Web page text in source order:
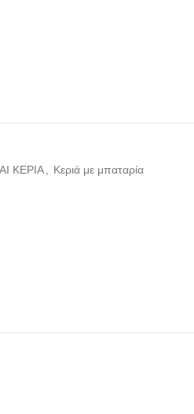
ΚΕΡΙΑ Κεριά με μπαταρία